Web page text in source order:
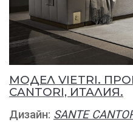
МОДЕЛ VIETRI.
CANTORI, ИТАЛИЯ.
Дизайн: SANTE